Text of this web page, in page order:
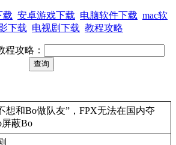
载 安卓游戏下载 电脑软件下载 mac软
下载 电视剧下载 教程攻略
程攻略：
想和Bo做队友”，FPX无法在国内夺
蔽Bo